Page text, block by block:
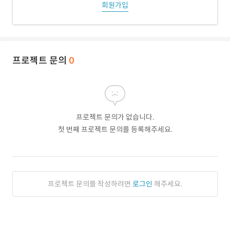
회원가입
프로젝트 문의 0
프로젝트 문의가 없습니다.
첫 번째 프로젝트 문의를 등록해주세요.
프로젝트 문의를 작성하려면 로그인 해주세요.